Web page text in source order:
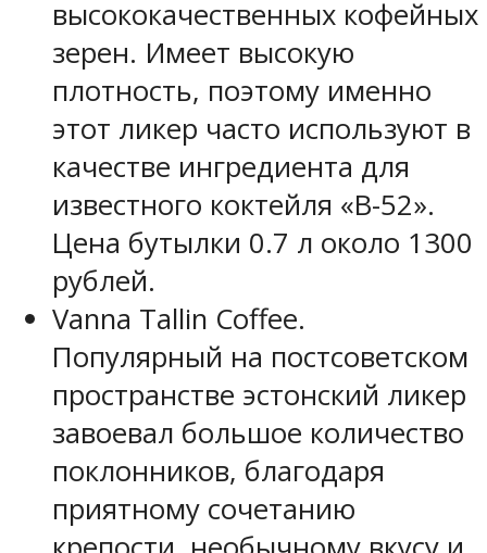
высококачественных кофейных
зерен. Имеет высокую
плотность, поэтому именно
этот ликер часто используют в
качестве ингредиента для
известного коктейля «В-52».
Цена бутылки 0.7 л около 1300
рублей.
Vanna Tallin Coffee.
Популярный на постсоветском
пространстве эстонский ликер
завоевал большое количество
поклонников, благодаря
приятному сочетанию